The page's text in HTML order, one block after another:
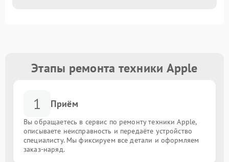
Этапы ремонта техники Apple
1 Приём
Вы обращаетесь в сервис по ремонту техники Apple,
описываете неисправность и передаёте устройство
специалисту. Мы фиксируем все детали и оформляем
заказ-наряд.